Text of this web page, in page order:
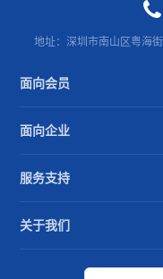
地址：深圳市南山区粤海
面向会员
面向企业
服务支持
关于我们